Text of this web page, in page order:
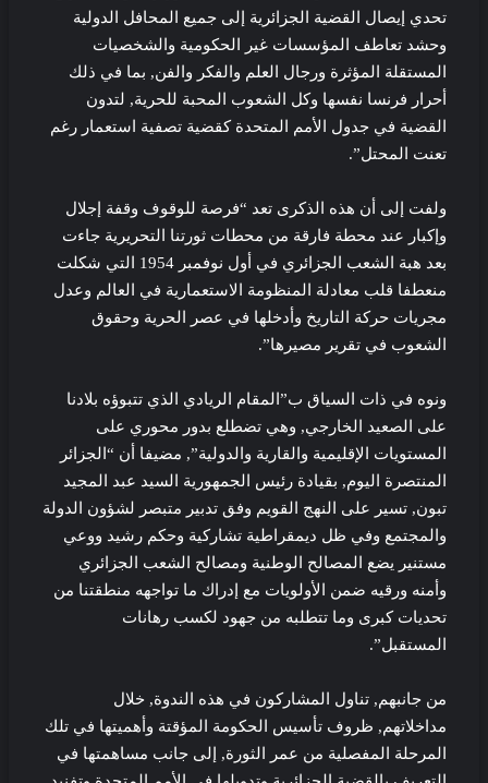
تحدي إيصال القضية الجزائرية إلى جميع المحافل الدولية
وحشد تعاطف المؤسسات غير الحكومية والشخصيات
المستقلة المؤثرة ورجال العلم والفكر والفن, بما في ذلك
أحرار فرنسا نفسها وكل الشعوب المحبة للحرية, لتدون
القضية في جدول الأمم المتحدة كقضية تصفية استعمار رغم
تعنت المحتل”.
ولفت إلى أن هذه الذكرى تعد “فرصة للوقوف وقفة إجلال
وإكبار عند محطة فارقة من محطات ثورتنا التحريرية جاءت
بعد هبة الشعب الجزائري في أول نوفمبر 1954 التي شكلت
منعطفا قلب معادلة المنظومة الاستعمارية في العالم وعدل
مجريات حركة التاريخ وأدخلها في عصر الحرية وحقوق
الشعوب في تقرير مصيرها”.
ونوه في ذات السياق ب”المقام الريادي الذي تتبوؤه بلادنا
على الصعيد الخارجي, وهي تضطلع بدور محوري على
المستويات الإقليمية والقارية والدولية”, مضيفا أن “الجزائر
المنتصرة اليوم, بقيادة رئيس الجمهورية السيد عبد المجيد
تبون, تسير على النهج القويم وفق تدبير متبصر لشؤون الدولة
والمجتمع وفي ظل ديمقراطية تشاركية وحكم رشيد ووعي
مستنير يضع المصالح الوطنية ومصالح الشعب الجزائري
وأمنه ورقيه ضمن الأولويات مع إدراك ما تواجهه منطقتنا من
تحديات كبرى وما تتطلبه من جهود لكسب رهانات
المستقبل”.
من جانبهم, تناول المشاركون في هذه الندوة, خلال
مداخلاتهم, ظروف تأسيس الحكومة المؤقتة وأهميتها في تلك
المرحلة المفصلية من عمر الثورة, إلى جانب مساهمتها في